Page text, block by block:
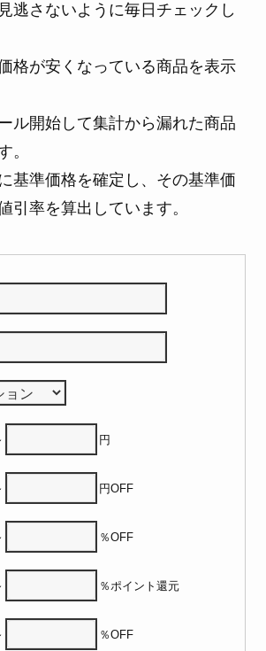
逃さないように毎日チェックし
格が安くなっている商品を表示
ル開始して集計から漏れた商品
。
基準価格を確定し、その基準価
引率を算出しています。
円
円OFF
％OFF
％ポイント還元
％OFF